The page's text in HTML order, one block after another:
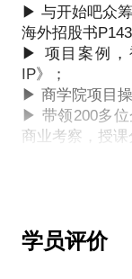
【为什么是我来
作为当下最会
刷屏级的营销
✔没选题，竞品
✔做课慢，知识
✔定价难，学员
✔做包装，什么
️✔卖不动，转化
✔怎么教，让学
✔怎么打造IP影
✔怎么优化引流-
✔怎么搭建自己
✔怎么设计小而
【为什么是我
商学院的工作
有人因为缺乏
顿、痛点，我非
▶ 与开始吧众
海外招股书P143
▶ 项目案例，
IP》；
▶ 商学院项目
▶ 带领200多位
商业考察，授
▶ 单篇文案，
放）；
学员评价